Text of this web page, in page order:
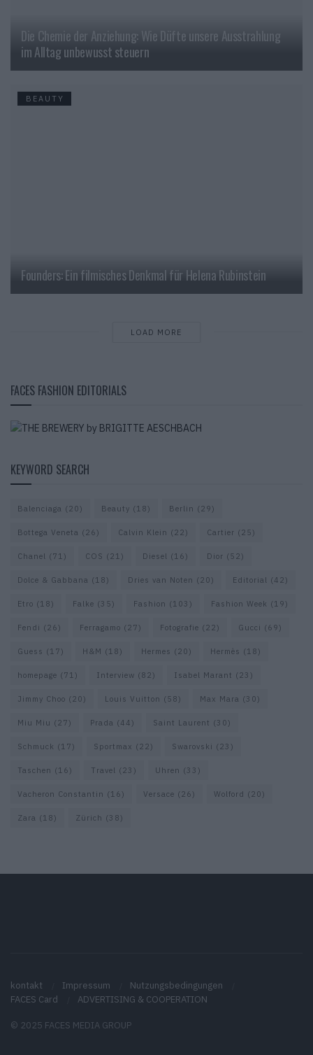
Die Chemie der Anziehung: Wie Düfte unsere Ausstrahlung
im Alltag unbewusst steuern
BEAUTY
Founders: Ein filmisches Denkmal für Helena Rubinstein
LOAD MORE
FACES FASHION EDITORIALS
KEYWORD SEARCH
Balenciaga (20) Beauty (18) Berlin (29)
Bottega Veneta (26) Calvin Klein (22) Cartier (25)
Chanel (71) COS (21) Diesel (16) Dior (52)
Dolce & Gabbana (18) Dries van Noten (20) Editorial (42)
Etro (18) Falke (35) Fashion (103) Fashion Week (19)
Fendi (26) Ferragamo (27) Fotografie (22) Gucci (69)
Guess (17) H&M (18) Hermes (20) Hermès (18)
homepage (71) Interview (82) Isabel Marant (23)
Jimmy Choo (20) Louis Vuitton (58) Max Mara (30)
Miu Miu (27) Prada (44) Saint Laurent (30)
Schmuck (17) Sportmax (22) Swarovski (23)
Taschen (16) Travel (23) Uhren (33)
Vacheron Constantin (16) Versace (26) Wolford (20)
Zara (18) Zürich (38)
kontakt Impressum
Nutzungsbedingungen
FACES Card
ADVERTISING & COOPERATION
© 2025 FACES MEDIA GROUP